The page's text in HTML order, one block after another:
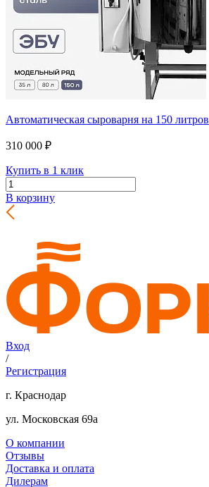
Автоматическая сыроварня на 150 литров
310 000 ₽
Купить в 1 клик
В корзину
Вход
/
Регистрация
г. Краснодар
ул. Московская 69а
О компании
Отзывы
Доставка и оплата
Дилерам